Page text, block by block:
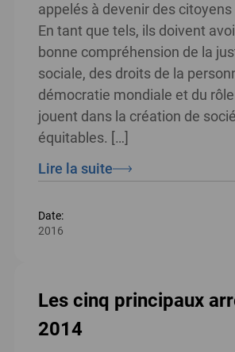
appelés à devenir des
En tant que tels, ils doivent
bonne compréhension de la
sociale, des droits de la
démocratie mondiale et du rôle
jouent dans la création de
équitables. […]
Lire la suite
Date:
2016
Les cinq principaux
2014